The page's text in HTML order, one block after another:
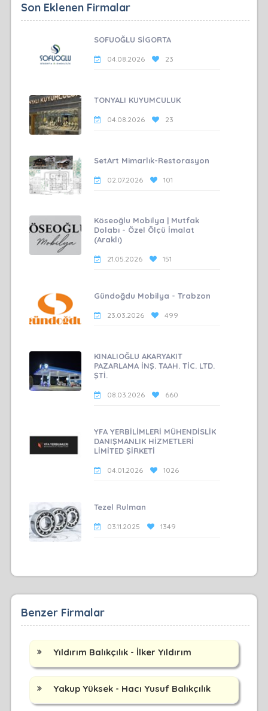
Son Eklenen Firmalar
SOFUOĞLU SİGORTA
04.08.2026 23
TONYALI KUYUMCULUK
04.08.2026 23
SetArt Mimarlık-Restorasyon
02.07.2026 101
Köseoğlu Mobilya | Mutfak
Dolabı - Özel Ölçü İmalat
(Araklı)
21.05.2026 151
Gündoğdu Mobilya - Trabzon
23.03.2026 499
KINALIOĞLU AKARYAKIT
PAZARLAMA İNŞ. TAAH. TİC. LTD.
ŞTİ.
08.03.2026 660
YFA YERBİLİMLERİ MÜHENDİSLİK
DANIŞMANLIK HİZMETLERİ
LİMİTED ŞİRKETİ
04.01.2026 1026
Tezel Rulman
03.11.2025 1349
Benzer Firmalar
Yıldırım Balıkçılık - İlker Yıldırım
Yakup Yüksek - Hacı Yusuf Balıkçılık